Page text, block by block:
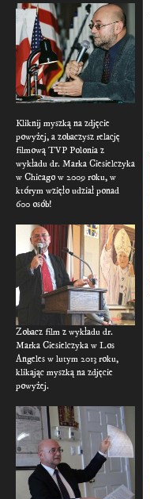
Kliknij myszką na zdjęcie
powyżej, a zobaczysz relację
filmową TVP Polonia z
wykładu dr. Marka Ciesielczyka
w Chicago w 2009 roku, w
którym wzięło udział ponad
600 osób!
Zobacz film z wykładu dr.
Marka Ciesielczyka w Los
Angeles w lutym 2013 roku,
klikając myszką na zdjęcie
powyżej.